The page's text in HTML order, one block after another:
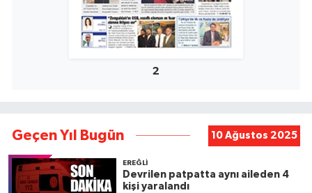
2
Geçen Yıl Bugün 10 Ağustos 2025
EREĞLI
Devrilen patpatta aynı aileden 4
kişi yaralandı